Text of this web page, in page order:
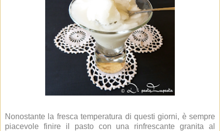
Nonostante la fresca temperatura di questi giorni, è sempre
piacevole finire il pasto con una rinfrescante granita al